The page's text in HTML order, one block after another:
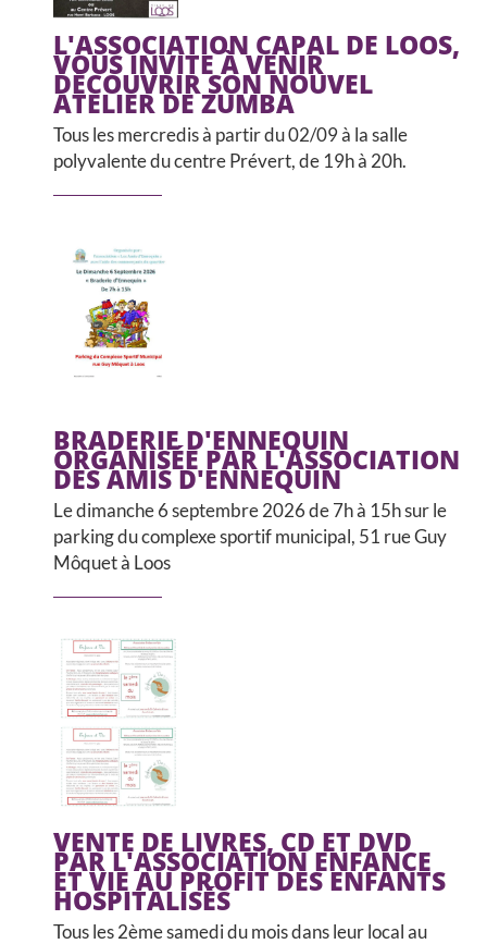
POLICE MUNICIPALE
L'ASSOCIATION CAPAL DE LOOS,
VOUS INVITE À VENIR
DÉCOUVRIR SON NOUVEL
ATELIER DE ZUMBA
Tous les mercredis à partir du 02/09 à la salle
polyvalente du centre Prévert, de 19h à 20h.
BRADERIE D'ENNEQUIN
ORGANISÉE PAR L'ASSOCIATION
DES AMIS D'ENNEQUIN
Le dimanche 6 septembre 2026 de 7h à 15h sur le
parking du complexe sportif municipal, 51 rue Guy
Môquet à Loos
VENTE DE LIVRES, CD ET DVD
PAR L'ASSOCIATION ENFANCE
ET VIE AU PROFIT DES ENFANTS
HOSPITALISÉS
Tous les 2ème samedi du mois dans leur local au